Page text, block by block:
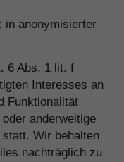
in anonymisierter
6 Abs. 1 lit. f
Interesses an
Funktionalität
anderweitige
Wir behalten
nachträglich zu